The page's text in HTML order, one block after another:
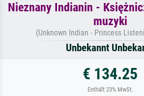
Nieznany Indianin -
muzyki
(Unknown Indian - Princess
Unbekannt
€ 134.25
Enthält 23% MwSt.